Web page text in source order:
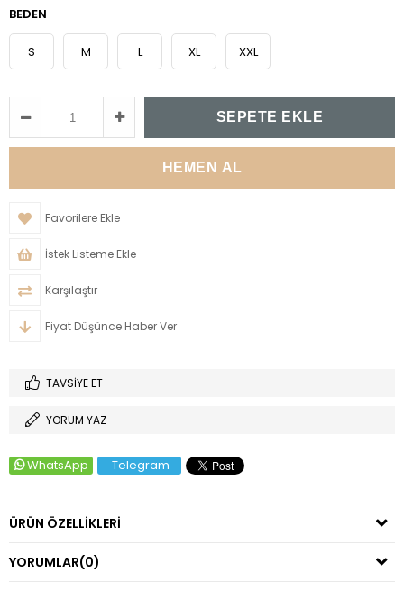
BEDEN
S M L XL XXL
Favorilere Ekle
İstek Listeme Ekle
Karşılaştır
Fiyat Düşünce Haber Ver
TAVSIYE ET
YORUM YAZ
WhatsApp Telegram
ÜRÜN ÖZELLIKLERI
YORUMLAR(0)